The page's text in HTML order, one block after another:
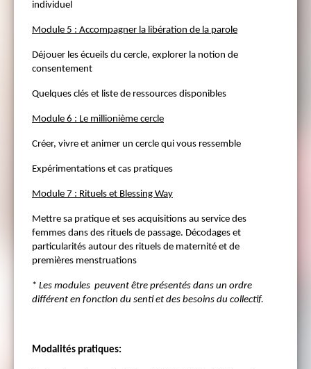
individuel
Module 5 : Accompagner la libération de la parole
Déjouer les écueils du cercle, explorer la notion de
consentement
Quelques clés et liste de ressources disponibles
Module 6 : Le millionième cercle
Créer, vivre et animer un cercle qui vous ressemble
Expérimentations et cas pratiques
Module 7 : Rituels et Blessing Way
Mettre sa pratique et ses acquisitions au service des
femmes dans des rituels de passage. Décodages et
particularités autour des rituels de maternité et de
premières menstruations
* Les modules peuvent être présentés dans un ordre
différent en fonction du senti et des besoins du collectif.
Modalités pratiques: